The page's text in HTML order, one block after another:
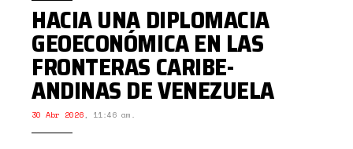
HACIA UNA DIPLOMACIA
GEOECONÓMICA EN LAS
FRONTERAS CARIBE-
ANDINAS DE VENEZUELA
30 Abr 2026, 11:46 am.